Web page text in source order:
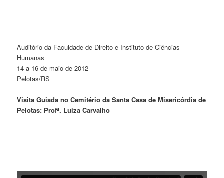
Auditório da Faculdade de Direito e Instituto de Ciências
Humanas
14 a 16 de maio de 2012
Pelotas/RS
Visita Guiada no Cemitério da Santa Casa de Misericórdia de
Pelotas: Profª. Luiza Carvalho